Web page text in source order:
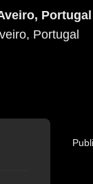
Portugal
Portugal